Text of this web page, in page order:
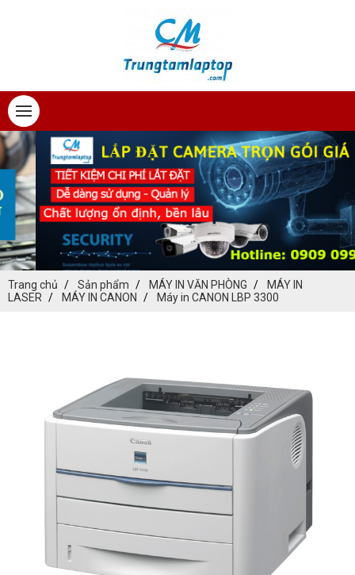
Trang chủ Sản phẩm MÁY IN VĂN PHÒNG
MÁY IN
LASER
MÁY IN CANON Máy in CANON LBP 3300